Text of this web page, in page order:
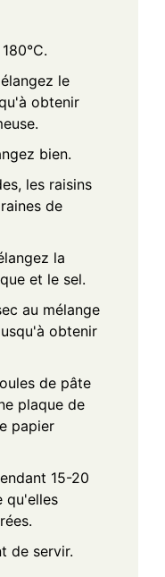
le
obtenir
bien.
les raisins
de
la
et le sel.
au mélange
obtenir
de pâte
plaque de
papier
15-20
qu'elles
de servir.